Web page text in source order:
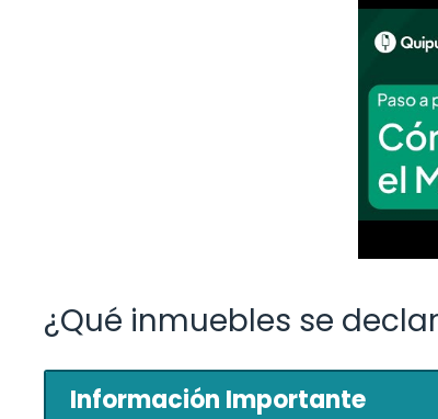
¿Qué inmuebles se
Información Importante